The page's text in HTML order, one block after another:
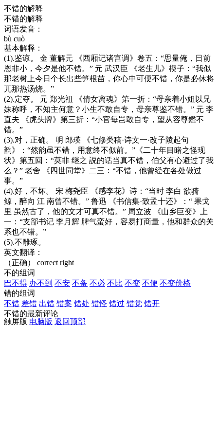
不错的解释
不错的解释
词语发音：
bù cuò
基本解释：
(1).鉴谅。 金 董解元 《西厢记诸宫调》卷五：“思量俺，日前
恩非小，今夕是他不错。” 元 武汉臣 《老生儿》楔子：“我似
那老树上今日个长出些笋根苗，你心中可便不错，你是必休将
兀那热汤烧。”
(2).定夺。 元 郑光祖 《倩女离魂》第一折：“母亲着小姐以兄
妹称呼，不知主何意？小生不敢自专，母亲尊鉴不错。” 元 李
直夫 《虎头牌》第三折：“小官每岂敢自专，望从容尊鑑不
错。”
(3).对，正确。 明 郎瑛 《七修类稿·诗文一·改子陵起句
韵》：“然韵虽不错，用意终不似前。”《二十年目睹之怪现
状》第五回：“莫非 继之 説的话当真不错，伯父有心避过了我
么？” 老舍 《四世同堂》二三：“不错，他曾经在各处做过
事。”
(4).好，不坏。 宋 梅尧臣 《感李花》诗：“当时 李白 欲骑
鲸，醉向 江 南曾不错。” 鲁迅 《书信集·致孟十还》：“ 果戈
里 虽然古了，他的文才可真不错。” 周立波 《山乡巨变》上
一：“支部书记 李月辉 脾气蛮好，容易打商量，他和群众的关
系也不错。”
(5).不雕琢。
英文翻译：
（正确） correct right
不的组词
巴不得 办不到 不安 不备 不必 不比 不变 不便 不变价格
错的组词
不错 差错 出错 错案 错处 错怪 错过 错觉 错开
不错的最新评论
触屏版 电脑版 返回顶部